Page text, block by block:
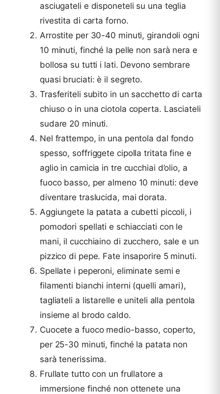
asciugateli e disponeteli su una teglia
rivestita di carta forno.
Arrostite per 30-40 minuti, girandoli ogni
10 minuti, finché la pelle non sarà nera e
bollosa su tutti i lati. Devono sembrare
quasi bruciati: è il segreto.
Trasferiteli subito in un sacchetto di carta
chiuso o in una ciotola coperta. Lasciateli
sudare 20 minuti.
Nel frattempo, in una pentola dal fondo
spesso, soffriggete cipolla tritata fine e
aglio in camicia in tre cucchiai d’olio, a
fuoco basso, per almeno 10 minuti: deve
diventare traslucida, mai dorata.
Aggiungete la patata a cubetti piccoli, i
pomodori spellati e schiacciati con le
mani, il cucchiaino di zucchero, sale e un
pizzico di pepe. Fate insaporire 5 minuti.
Spellate i peperoni, eliminate semi e
filamenti bianchi interni (quelli amari),
tagliateli a listarelle e uniteli alla pentola
insieme al brodo caldo.
Cuocete a fuoco medio-basso, coperto,
per 25-30 minuti, finché la patata non
sarà tenerissima.
Frullate tutto con un frullatore a
immersione finché non ottenete una